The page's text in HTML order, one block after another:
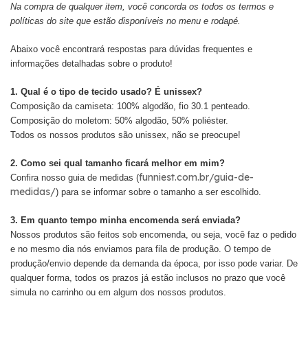
Na compra de qualquer item, você concorda os todos os termos e
políticas do site que estão disponíveis no menu e rodapé.
Abaixo você encontrará respostas para dúvidas frequentes e
informações detalhadas sobre o produto!
1. Qual é o tipo de tecido usado? É unissex?
Composição da camiseta: 100% algodão, fio 30.1 penteado.
Composição do moletom: 50% algodão, 50% poliéster.
Todos os nossos produtos são unissex, não se preocupe!
2. Como sei qual tamanho ficará melhor em mim?
Confira nosso guia de medidas (funniest.com.br/guia-de-
medidas/) para se informar sobre o tamanho a ser escolhido.
3. Em quanto tempo minha encomenda será enviada?
Nossos produtos são feitos sob encomenda, ou seja, você faz o pedido
e no mesmo dia nós enviamos para fila de produção. O tempo de
produção/envio depende da demanda da época, por isso pode variar. De
qualquer forma, todos os prazos já estão inclusos no prazo que você
simula no carrinho ou em algum dos nossos produtos.